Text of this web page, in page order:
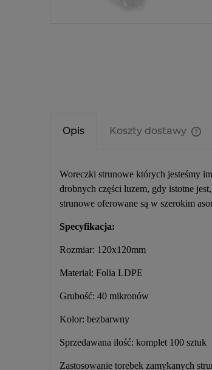
Opis Koszty dostawy
Woreczki strunowe których jesteśmy
drobnych części luzem, gdy istotne
strunowe oferowane są w szerokim
Specyfikacja:
Rozmiar: 120x120mm
Materiał: Folia LDPE
Grubość: 40 mikronów
Kolor: bezbarwny
Sprzedawana ilość: komplet 100 sztuk
Zastosowanie torebek zamykanych